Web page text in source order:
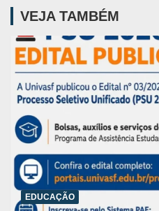
VEJA TAMBÉM
EDUCAÇÃO